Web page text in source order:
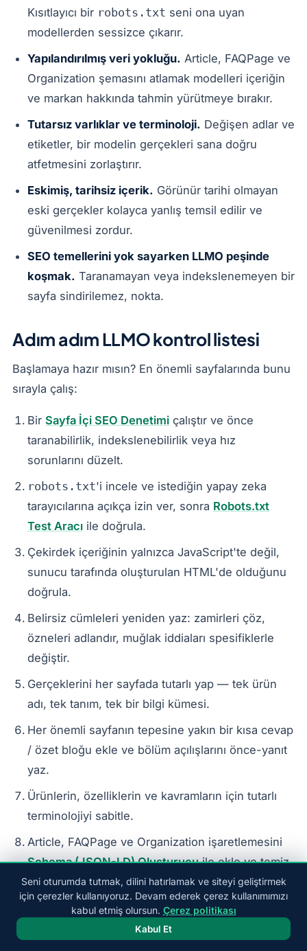
Kısıtlayıcı bir robots.txt seni ona uyan
modellerden sessizce çıkarır.
Yapılandırılmış veri yokluğu. Article, FAQPage ve
Organization şemasını atlamak modelleri içeriğin
ve markan hakkında tahmin yürütmeye bırakır.
Tutarsız varlıklar ve terminoloji. Değişen adlar ve
etiketler, bir modelin gerçekleri sana doğru
atfetmesini zorlaştırır.
Eskimiş, tarihsiz içerik. Görünür tarihi olmayan
eski gerçekler kolayca yanlış temsil edilir ve
güvenilmesi zordur.
SEO temellerini yok sayarken LLMO peşinde
koşmak. Taranamayan veya indekslenemeyen bir
sayfa sindirilemez, nokta.
Adım adım LLMO kontrol listesi
Başlamaya hazır mısın? En önemli sayfalarında bunu
sırayla çalış:
Bir Sayfa İçi SEO Denetimi çalıştır ve önce
taranabilirlik, indekslenebilirlik veya hız
sorunlarını düzelt.
robots.txt'i incele ve istediğin yapay zeka
tarayıcılarına açıkça izin ver, sonra Robots.txt
Test Aracı ile doğrula.
Çekirdek içeriğinin yalnızca JavaScript'te değil,
sunucu tarafında oluşturulan HTML'de olduğunu
doğrula.
Belirsiz cümleleri yeniden yaz: zamirleri çöz,
özneleri adlandır, muğlak iddiaları spesifiklerle
değiştir.
Gerçeklerini her sayfada tutarlı yap — tek ürün
adı, tek tanım, tek bir bilgi kümesi.
Her önemli sayfanın tepesine yakın bir kısa cevap
/ özet bloğu ekle ve bölüm açılışlarını önce-yanıt
yaz.
Ürünlerin, özelliklerin ve kavramların için tutarlı
terminolojiyi sabitle.
Article, FAQPage ve Organization işaretlemesini
Schema (JSON-LD) Oluşturucuile ekle ve temiz
anlamsal HTML kullan.
Varlık netliğini güçlendir: tek resmi ad, sade dilde
bir hakkında sayfası vesameAs
Seni oturumda tutmak, dilini hatırlamak ve siteyi geliştirmek
için çerezler kullanıyoruz. Devam ederek çerez kullanımımızı
kabul etmiş olursun. Çerez politikası
Kabul Et